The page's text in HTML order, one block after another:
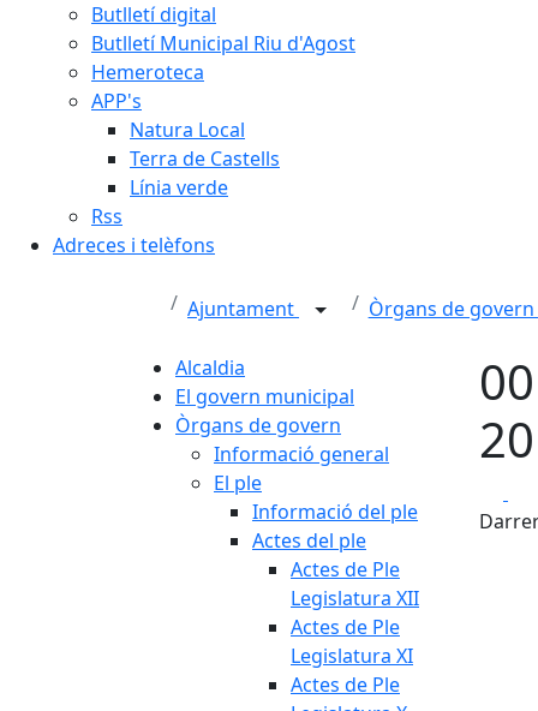
Butlletí digital
Butlletí Municipal Riu d'Agost
Hemeroteca
APP's
Natura Local
Terra de Castells
Línia verde
Rss
Adreces i telèfons
Ajuntament Òrgans de govern
Alcaldia
El govern municipal
Òrgans de govern
Informació general
El ple
Informació del ple
Actes del ple
Actes de Ple
Legislatura XII
Actes de Ple
Legislatura XI
Actes de Ple